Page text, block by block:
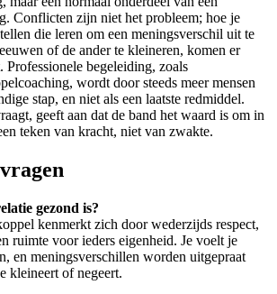
Conflicten zijn niet het probleem; hoe je
die leren om een meningsverschil uit te
of de ander te kleineren, komen er
begeleiding, zoals
wordt door steeds meer mensen
stap, en niet als een laatste redmiddel.
geeft aan dat de band het waard is om in
teken van kracht, niet van zwakte.
gezond is?
kenmerkt zich door wederzijds respect,
ruimte voor ieders eigenheid. Je voelt je
en meningsverschillen worden uitgepraat
kleineert of negeert.